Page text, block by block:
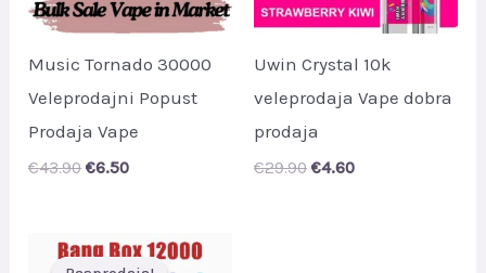
Music Tornado 30000
Veleprodajni Popust
Prodaja Vape
€43.90 Original
€6.50Current
Uwin Crystal 10k
veleprodaja Vape dobra
prodaja
€29.90 Original
€4.60Current